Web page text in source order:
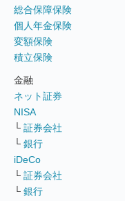
総合保障保険
個人年金保険
変額保険
積立保険
金融
ネット証券
NISA
└ 証券会社
└ 銀行
iDeCo
└ 証券会社
└ 銀行